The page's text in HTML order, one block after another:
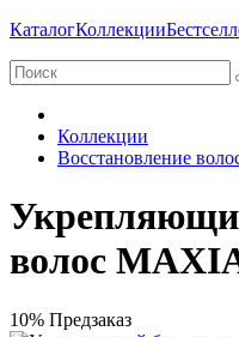
КаталогКоллекции
Коллекции
Восстановление
волос
10% Предзаказ